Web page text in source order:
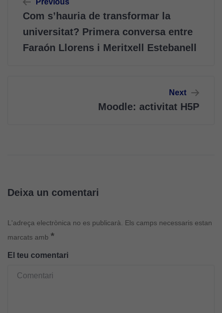
d'entrades
Previous
Com s’hauria de transformar la
universitat? Primera conversa entre
Faraón Llorens i Meritxell Estebanell
Next
Moodle: activitat H5P
Deixa un comentari
L'adreça electrònica no es publicarà.
Els camps necessaris estan
marcats amb *
El teu comentari